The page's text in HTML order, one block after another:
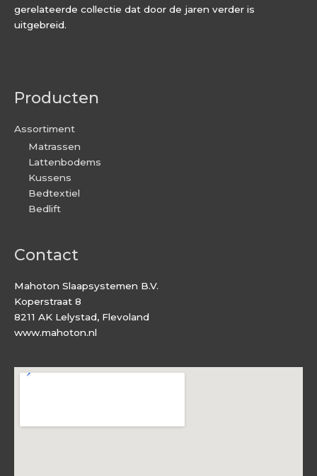
gerelateerde collectie dat door de jaren verder is
uitgebreid.
Producten
Assortiment
Matrassen
Lattenbodems
Kussens
Bedtextiel
Bedlift
Contact
Mahoton Slaapsystemen B.V.
Koperstraat 8
8211 AK Lelystad, Flevoland
www.mahoton.nl